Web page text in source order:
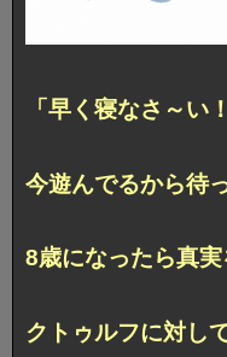
「早く寝なさ～
今遊んでるから待
8歳になったら真
クトゥルフに対し